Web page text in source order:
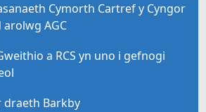
Cymorth Cartref y Cyngor
AGC
a RCS yn uno i gefnogi
draeth Barkby